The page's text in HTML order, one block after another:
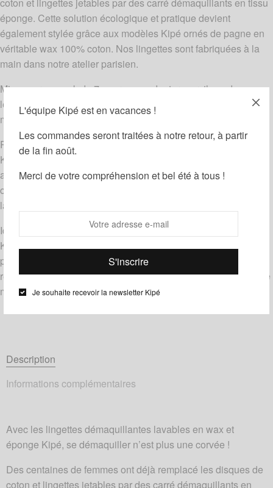
L'équipe Kipé est en vacances !
Les commandes seront traitées à notre retour, à partir
de la fin août.
Merci de votre compréhension et bel été à tous !
Je souhaite recevoir la newsletter Kipé
éponge. Cette solution écologique et pratique devient
également stylée grâce aux modèles Kipé ornés de pagne en
véritable wax 100% coton. Nos lingettes sont fabriquées à la
main dans notre atelier parisien.
Misez sur un pack de 7 pour vous adapter au rythme des
lessives. Les carrés démaquillant Kipé sont lavables en
machine à 30°.
Placés dans une jolie boite en bois, les disques démaquillants
Kipé seront du plus bel effet dans votre salle de bains grâce
aux motifs colorés du wax. Vous profiterez d’un motif différent
chaque jour de la semaine ! Vous pouvez également utiliser la
languette pour suspendre votre carré démaquillant au mur.
Idée cadeau : les carrés démaquillants en wax et tissu éponge
Kipé sont un petit cadeau qui saura faire plaisir ! Ajoutez le
produit démaquillant de votre choix pour un cadeau complet et
réussi, qui saura ravir votre sœur, votre meilleure amie ou votre
maman !
Description
Informations complémentaires
Avec les lingettes démaquillantes lavables en wax et
éponge Kipé, se démaquiller n’est plus une corvée !
Des centaines de femmes ont déjà remplacé les disques de
coton et lingettes jetables par des carré démaquillants en